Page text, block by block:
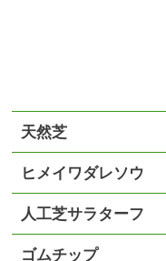
天然芝
ヒメイワダレソウ
人工芝サラターフ
ゴムチップ